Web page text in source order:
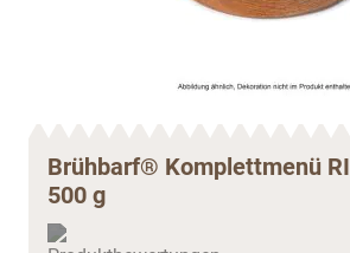
Brühbarf® Komplettmenü
500 g